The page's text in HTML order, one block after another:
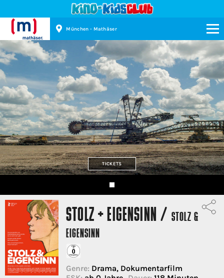
Kinopolis
München - Mathäser
TICKETS
STOLZ + EIGENSINN / STOLZ &
EIGENSINN
Genre: Drama, Dokumentarfilm